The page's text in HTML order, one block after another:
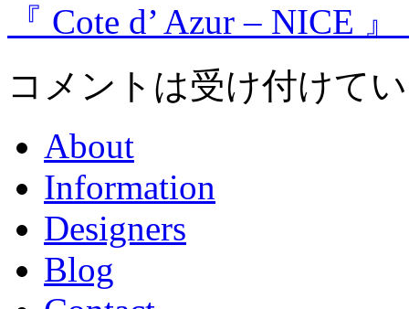
『 Cote d’ Azur – NICE 』
コメントは受け付けて
About
Information
Designers
Blog